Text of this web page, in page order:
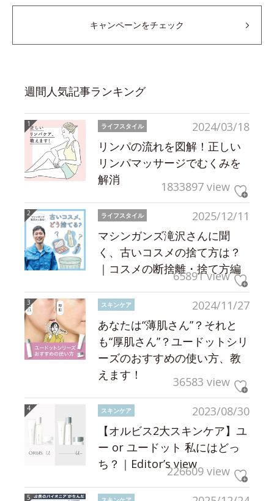
キャンペーンをチェック
週間人気記事ランキング
2024/03/18
ライフスタイル
リンパの流れを図解！正しい
リンパマッサージでむくみを
解消
1833897 view
2025/12/11
ライフスタイル
マシンガンズ滝沢さんに聞
く、古いコスメの捨て方は？
｜コスメの断捨離・捨て方編
65891 view
2024/11/27
スキンケア
あなたは“薄肌さん”？それと
も“厚肌さん”？ユードットシリ
ーズのおすすめの使い方、教
えます！
36583 view
2023/08/30
スキンケア
【オルビス2大スキンケア】ユ
ー or ユードット 私にはどっ
ち？｜Editor’s view226609 view